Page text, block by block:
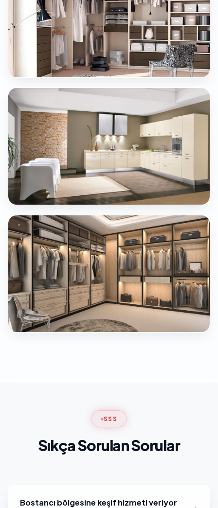
SSS
Sıkça Sorulan Sorular
Bostancı bölgesine keşif hizmeti veriyor